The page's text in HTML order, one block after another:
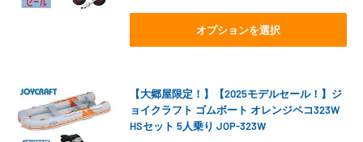
価
オプションを選択
【大郷屋限定！】【2025モデルセール！】ジ
ョイクラフト ゴムボート オレンジペコ323W
HSセット 5人乗り JOP-323W